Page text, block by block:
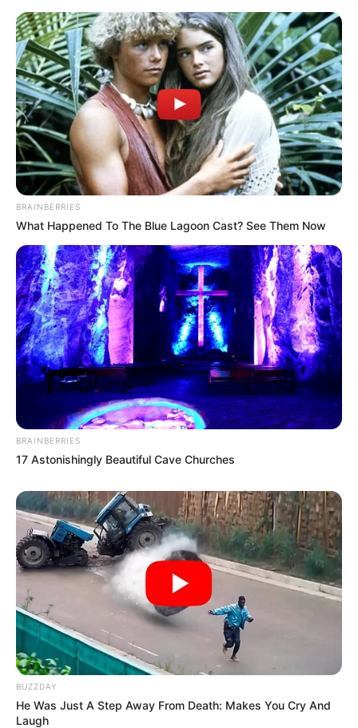
BRAINBERRIES
What Happened To The Blue Lagoon Cast? See Them Now
BRAINBERRIES
17 Astonishingly Beautiful Cave Churches
BUZZDAY
He Was Just A Step Away From Death: Makes You Cry And
Laugh